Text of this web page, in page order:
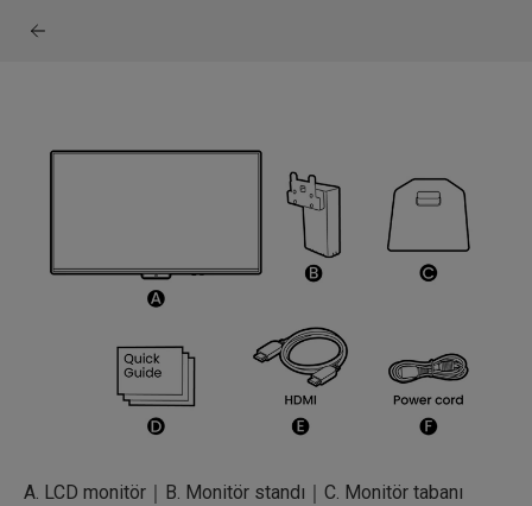
A. LCD monitör｜B. Monitör standı｜C. Monitör tabanı